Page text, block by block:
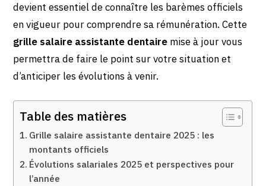
devient essentiel de connaître les barèmes officiels
en vigueur pour comprendre sa rémunération. Cette
grille salaire assistante dentaire mise à jour vous
permettra de faire le point sur votre situation et
d’anticiper les évolutions à venir.
Table des matières
Grille salaire assistante dentaire 2025 : les
montants officiels
Évolutions salariales 2025 et perspectives pour
l’année